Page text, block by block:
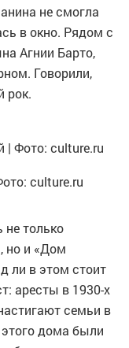
не смогла
в окно. Рядом с
Агнии Барто,
Говорили,
рок.
culture.ru
не только
но и «Дом
ли в этом стоит
аресты в 1930-х
семьи в
дома были